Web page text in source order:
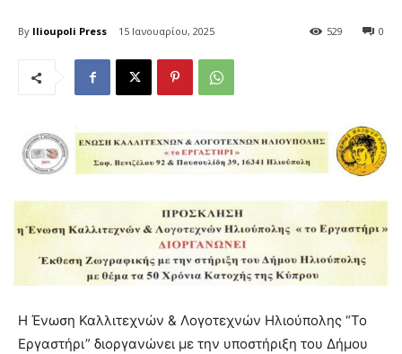
By Ilioupoli Press 15 Ιανουαρίου, 2025 0
529
Η Ένωση Καλλιτεχνών & Λογοτεχνών Ηλιούπολης “Το
Εργαστήρι” διοργανώνει με την υποστήριξη του Δήμου